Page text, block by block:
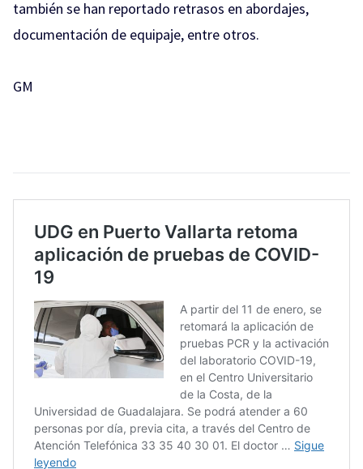
también se han reportado retrasos en abordajes,
documentación de equipaje, entre otros.
GM